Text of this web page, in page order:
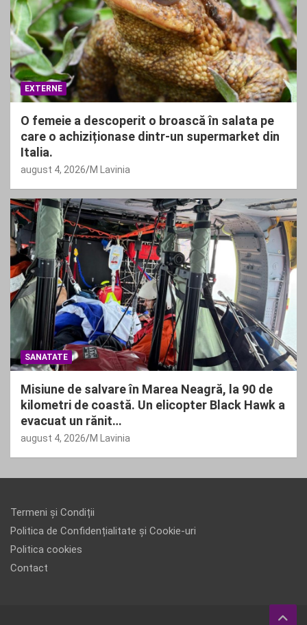
EXTERNE
O femeie a descoperit o broască în salata pe
care o achiziționase dintr-un supermarket din
Italia.
august 4, 2026 M Lavinia
SANATATE
Misiune de salvare în Marea Neagră, la 90 de
kilometri de coastă. Un elicopter Black Hawk a
evacuat un rănit…
august 4, 2026 M Lavinia
Termeni și Condiții
Politica de Confidențialitate și Cookie-uri
Politica cookies
Contact